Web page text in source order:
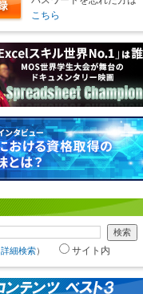
こちら
詳細検索） サイト内